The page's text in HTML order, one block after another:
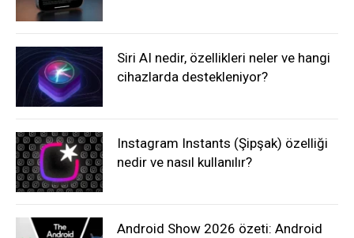
Siri AI nedir, özellikleri neler ve hangi
cihazlarda destekleniyor?
Instagram Instants (Şipşak) özelliği
nedir ve nasıl kullanılır?
Android Show 2026 özeti: Android